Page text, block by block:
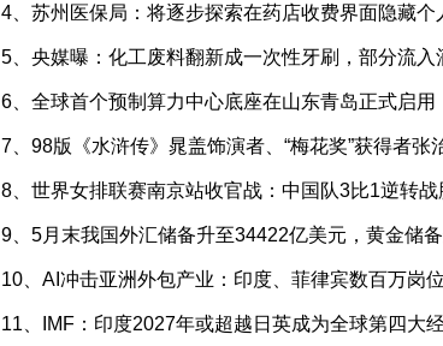
4、苏州医保局：将逐步探索在药店收费界面隐藏个
5、央媒曝：化工废料翻新成一次性牙刷，部分流入
6、全球首个预制算力中心底座在山东青岛正式启用
7、98版《水浒传》晁盖饰演者、“梅花奖”获得者张
8、世界女排联赛南京站收官战：中国队3比1逆转战
9、5月末我国外汇储备升至34422亿美元，黄金储
10、AI冲击亚洲外包产业：印度、菲律宾数百万岗
11、IMF：印度2027年或超越日英成为全球第四大